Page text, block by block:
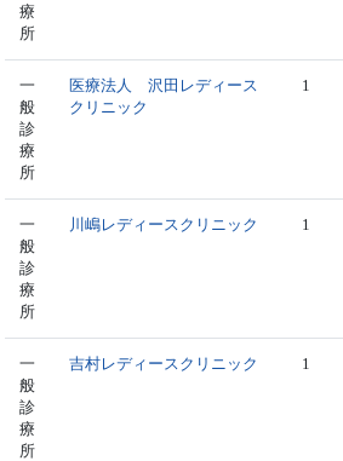
療
所
一
般
診
療
所
医療法人 沢田レディース
クリニック
1
一
般
診
療
所
川嶋レディースクリニック 1
一
般
診
療
所
吉村レディースクリニック 1